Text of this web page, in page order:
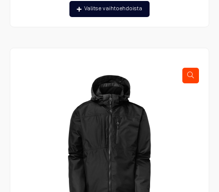
Valitse vaihtoehdoista
Tällä
tuotteella